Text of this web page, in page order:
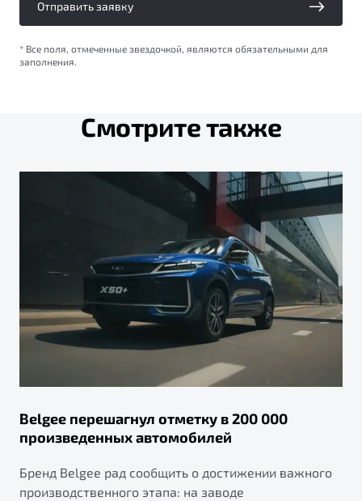
Отправить заявку
* Все поля, отмеченные звездочкой, являются обязательными для
заполнения.
Смотрите также
Belgee перешагнул отметку в 200 000
произведенных автомобилей
Бренд Belgee рад сообщить о достижении важного
производственного этапа: на заводе